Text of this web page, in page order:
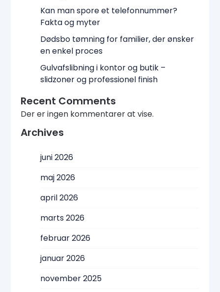
Kan man spore et telefonnummer?
Fakta og myter
Dødsbo tømning for familier, der ønsker
en enkel proces
Gulvafslibning i kontor og butik –
slidzoner og professionel finish
Recent Comments
Der er ingen kommentarer at vise.
Archives
juni 2026
maj 2026
april 2026
marts 2026
februar 2026
januar 2026
november 2025